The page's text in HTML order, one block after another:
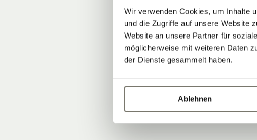
Wir verwenden Cookies, um Inhalte
und die Zugriffe auf unsere Website
Website an unsere Partner für
möglicherweise mit weiteren Daten
der Dienste gesammelt haben.
Ablehnen